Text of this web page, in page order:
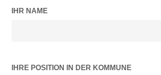
IHR NAME
IHRE POSITION IN DER KOMMUNE